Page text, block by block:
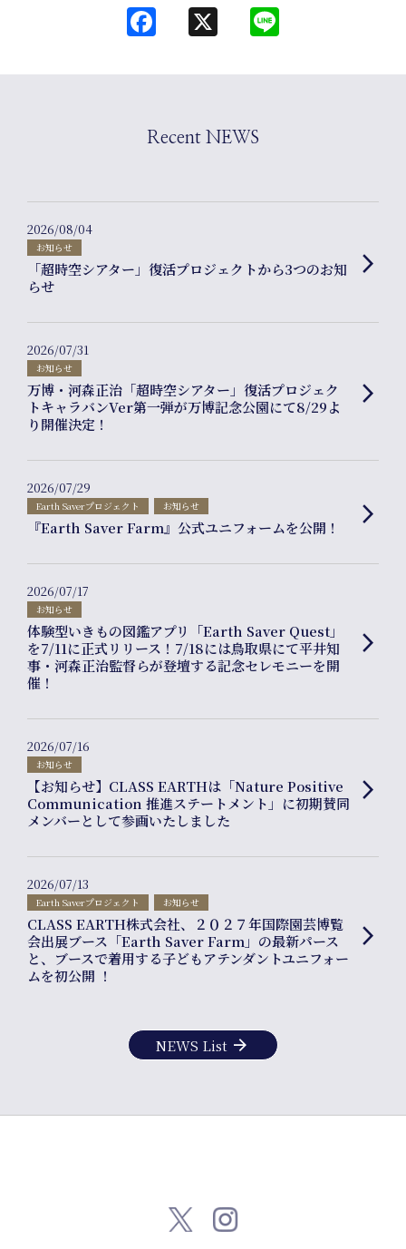
Facebook
Recent NEWS
2026/08/04
お知らせ
「超時空シアター」復活プロジェクトから3つのお知
らせ
arrow_forward_ios
2026/07/31
お知らせ
万博・河森正治「超時空シアター」復活プロジェク
トキャラバンVer第一弾が万博記念公園にて8/29よ
り開催決定！
arrow_forward_ios
2026/07/29
Earth Saverプロジェクト お知らせ
『Earth Saver Farm』公式ユニフォームを公開！
arrow_forward_ios
2026/07/17
お知らせ
体験型いきもの図鑑アプリ「Earth Saver Quest」
を7/11に正式リリース！7/18には鳥取県にて平井知
事・河森正治監督らが登壇する記念セレモニーを開
催！
arrow_forward_ios
2026/07/16
お知らせ
【お知らせ】CLASS EARTHは「Nature Positive
Communication 推進ステートメント」に初期賛同
メンバーとして参画いたしました
arrow_forward_ios
2026/07/13
Earth Saverプロジェクト お知らせ
CLASS EARTH株式会社、２０２７年国際園芸博覧
会出展ブース「Earth Saver Farm」の最新パース
と、ブースで着用する子どもアテンダントユニフォー
ムを初公開 ！
arrow_forward_ios
NEWS List arrow_forward